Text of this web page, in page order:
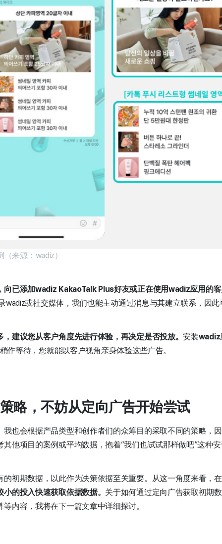
来源：wadiz）
向已添加wadiz KakaoTalk Plus好友或正在使用wadiz应用的
wadiz或社交媒体，我们也能主动通过消息与其建立联系，因
，建议您从客户角度先进行体验，再决定是否投放。安装wadiz
作等待，您就能以客户视角亲身体验这些广告。
略，不妨从定向广告开始尝试
我也会根据产品类型和创作者们的众筹目的采取不同的策略，
其他项目的案例或平均数据，抱着“我们也试试那样做吧”这种
的初期数据，以此作为决策依据至关重要。从这一角度来看，
的投入快速获取依据数据。 关于如何通过定向广告获取初期
内容，我将在下一篇文章中详细探讨。